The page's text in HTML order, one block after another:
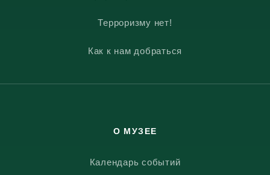
Терроризму нет!
Как к нам добраться
О МУЗЕЕ
Календарь событий